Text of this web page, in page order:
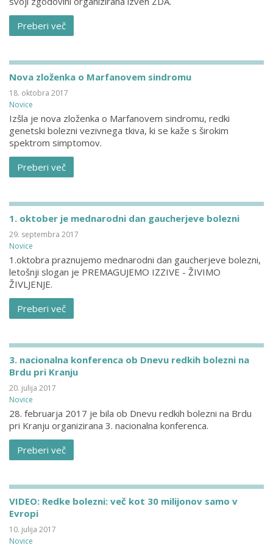
Preberi več
Nova zloženka o Marfanovem sindromu
18. oktobra 2017
Novice
Izšla je nova zloženka o Marfanovem sindromu, redki
genetski bolezni vezivnega tkiva, ki se kaže s širokim
spektrom simptomov.
Preberi več
1. oktober je mednarodni dan gaucherjeve bolezni
29. septembra 2017
Novice
1.oktobra praznujemo mednarodni dan gaucherjeve bolezni,
letošnji slogan je PREMAGUJEMO IZZIVE - ŽIVIMO
ŽIVLJENJE.
Preberi več
3. nacionalna konferenca ob Dnevu redkih bolezni na
Brdu pri Kranju
20. julija 2017
Novice
28. februarja 2017 je bila ob Dnevu redkih bolezni na Brdu
pri Kranju organizirana 3. nacionalna konferenca.
Preberi več
VIDEO: Redke bolezni: več kot 30 milijonov samo v
Evropi
10. julija 2017
Novice